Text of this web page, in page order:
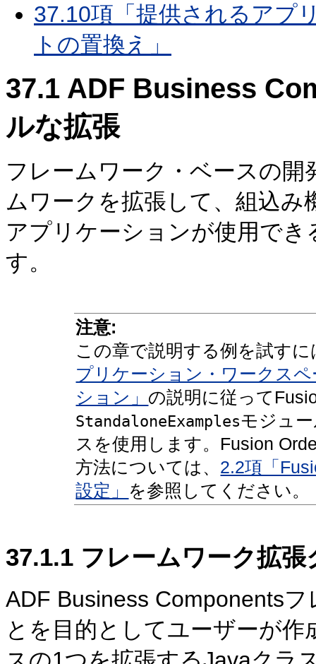
37.10項「提供されるアプ
トの置換え」
37.1 ADF Business
ルな拡張
フレームワーク・ベースの
ムワークを拡張して、組込
アプリケーションが使用で
す。
注意:
この章で説明する例を試すに
プリケーション・ワークス
ション」 の説明に従って
StandaloneExamplesモジュ
スを使用します。Fusion
方法については、 2.2項「
設定」 を参照してください。
37.1.1 フレームワーク拡
ADF Business Components
とを目的としてユーザーが